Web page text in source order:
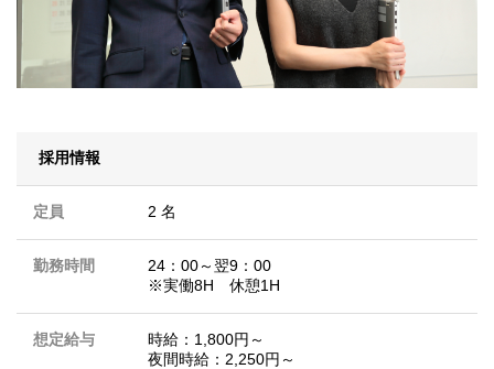
採用情報
定員 2 名
勤務時間
24：00～翌9：00
※実働8H 休憩1H
想定給与
時給：1,800円～
夜間時給：2,250円～